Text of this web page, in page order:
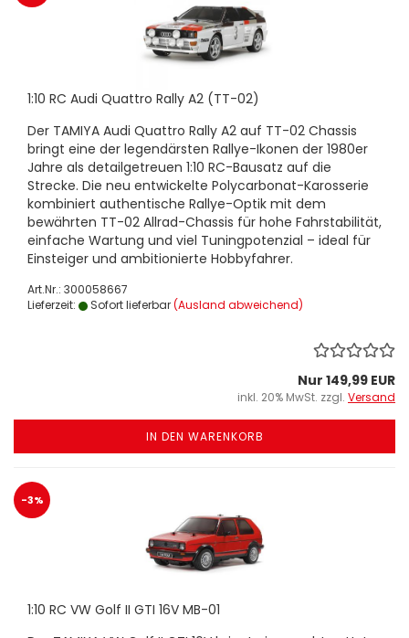
1:10 RC Audi Quattro Rally A2 (TT-02)
Der TAMIYA Audi Quattro Rally A2 auf TT-02 Chassis
bringt eine der legendärsten Rallye-Ikonen der 1980er
Jahre als detailgetreuen 1:10 RC-Bausatz auf die
Strecke. Die neu entwickelte Polycarbonat-Karosserie
kombiniert authentische Rallye-Optik mit dem
bewährten TT-02 Allrad-Chassis für hohe Fahrstabilität,
einfache Wartung und viel Tuningpotenzial – ideal für
Einsteiger und ambitionierte Hobbyfahrer.
Art.Nr.: 300058667
Lieferzeit:
Sofort lieferbar(Ausland abweichend)
Nur 149,99 EUR
inkl. 20% MwSt. zzgl. Versand
IN DEN WARENKORB
-3%
1:10 RC VW Golf II GTI 16V MB-01